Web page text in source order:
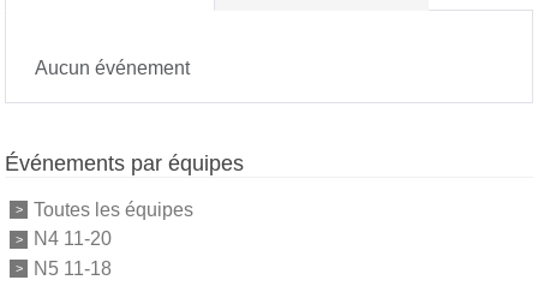
Aucun événement
Événements par équipes
Toutes les équipes
N4 11-20
N5 11-18